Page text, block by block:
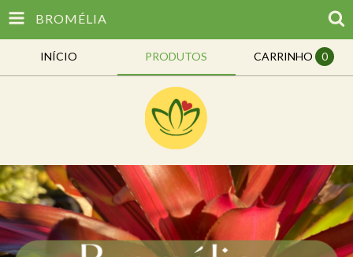
BROMÉLIA
INÍCIO PRODUTOS CARRINHO 0